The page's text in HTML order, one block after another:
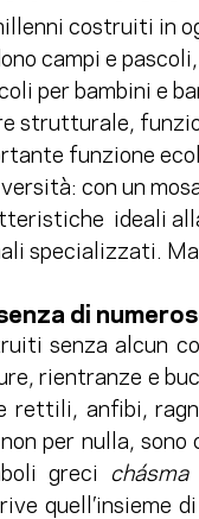
costruiti in
campi e
per bambini e
strutturale,
funzione
con un
ideali
specializzati.
di
senza alcun
rientranze e
rettili, anfibi,
per nulla, sono
greci chásma
quell’insieme